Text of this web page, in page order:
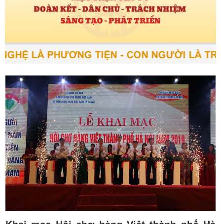
LÀ PHƯƠNG TIỆN - CON NGƯỜI LÀ